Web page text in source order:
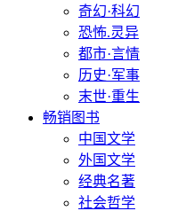
奇幻·科幻
恐怖.灵异
都市·言情
历史·军事
末世·重生
畅销图书
中国文学
外国文学
经典名著
社会哲学